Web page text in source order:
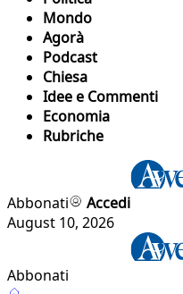
Mondo
Agorà
Podcast
Chiesa
Idee e Commenti
Economia
Rubriche
Abbonati
Accedi
August 10, 2026
Abbonati